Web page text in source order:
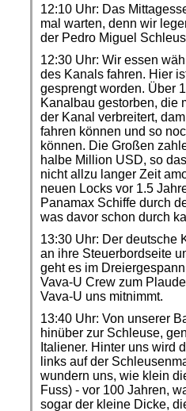
12:10 Uhr: Das
mal warten, denn wir
der Pedro Miguel
12:30 Uhr: Wir essen
des Kanals fahren. Hier
gesprengt worden. Über
Kanalbau gestorben, die
der Kanal verbreitert,
fahren können und so
können. Die Großen
halbe Million USD, so
nicht allzu langer Zeit
neuen Locks vor 1.5
Panamax Schiffe durch
was davor schon durch
13:30 Uhr: Der deutsche
an ihre Steuerbordseite
geht es im
Vava-U Crew zum
Vava-U uns mitnimmt.
13:40 Uhr: Von unserer
hinüber zur Schleuse,
Italiener. Hinter uns wird
links auf der
wundern uns, wie klein
Fuss) - vor 100 Jahren,
sogar der kleine Dicke,